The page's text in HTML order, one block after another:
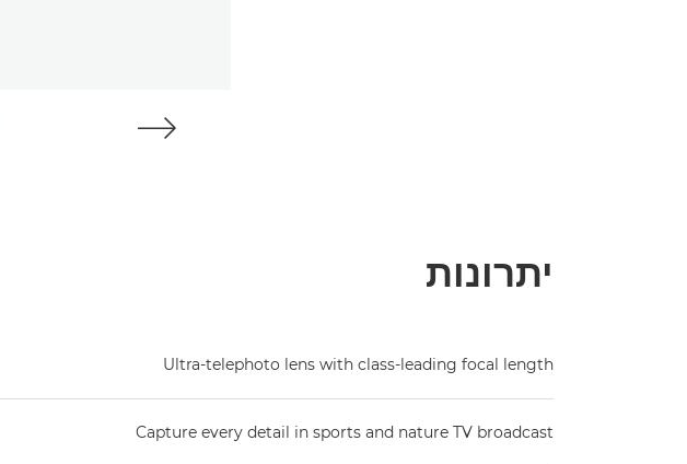
יתרונות
Ultra-telephoto lens with class-leading focal length
Capture every detail in sports and nature TV broadcast